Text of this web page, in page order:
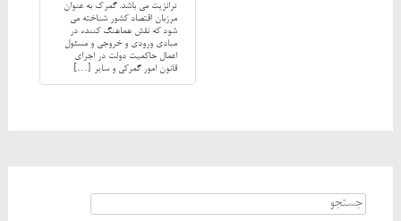
ترانزیت می باشد. گمرک به عنوان
مرزبان اقتصاد کشور شناخته می
شود که نقش هماهنگ کننده در
مبادی ورودی و خروجی و مسئول
اعمال حاکمیت دولت در اجرای
قانون امور گمرکی و سایر […]
Search for: